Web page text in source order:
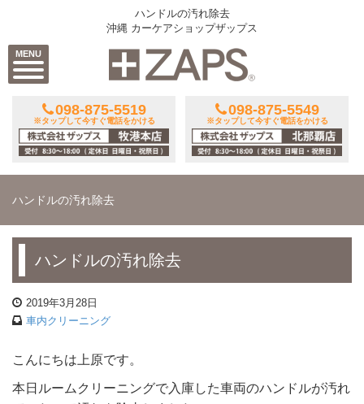
MENU
ハンドルの汚れ除去
沖縄 カーケアショップザップス
098-875-5519
※タップして今すぐ電話をかける
098-875-5549
※タップして今すぐ電話をかける
ハンドルの汚れ除去
ハンドルの汚れ除去
2019年3月28日
車内クリーニング
こんにちは上原です。
本日ルームクリーニングで入庫した車両のハンドルが汚れ